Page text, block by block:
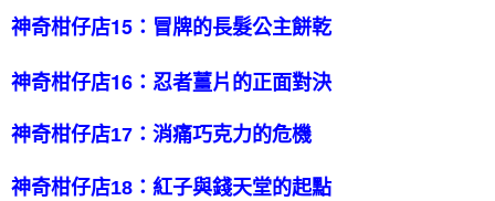
神奇柑仔店15：冒牌的長髮公主餅乾
神奇柑仔店16：忍者薑片的正面對決
神奇柑仔店17：消痛巧克力的危機
神奇柑仔店18：紅子與錢天堂的起點